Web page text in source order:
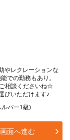
やレクレーションな
での勤務もあり。
相談くださいね☆
びいただけます♪
ルパー1級)
面へ進む